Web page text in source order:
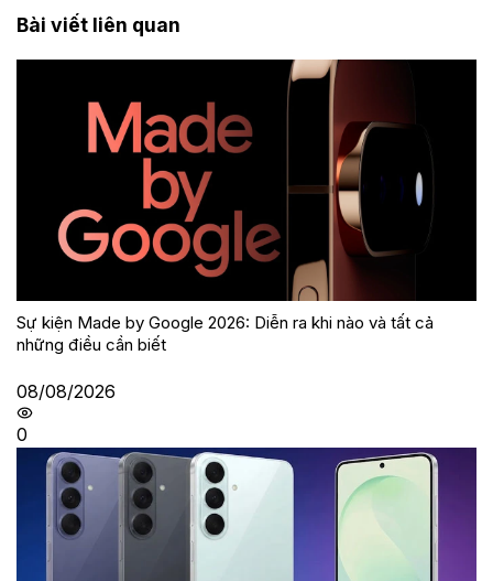
Bài viết liên quan
Sự kiện Made by Google 2026: Diễn ra khi nào và tất cả
những điều cần biết
08/08/2026
0